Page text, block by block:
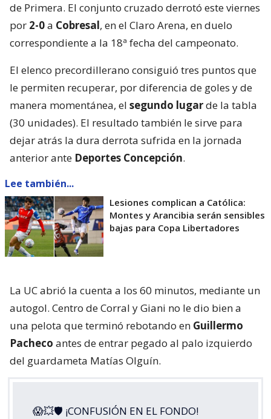
de Primera. El conjunto cruzado derrotó este viernes
por 2-0a Cobresal, en el Claro Arena, en duelo
correspondiente a la 18ª fecha del campeonato.
El elenco precordillerano consiguió tres puntos que
le permiten recuperar, por diferencia de goles y de
manera momentánea, el segundo lugarde la tabla
(30 unidades). El resultado también le sirve para
dejar atrás la dura derrota sufrida en la jornada
anterior ante Deportes Concepción.
Lee también...
Lesiones complican a Católica:
Montes y Arancibia serán sensibles
bajas para Copa Libertadores
La UC abrió la cuenta a los 60 minutos, mediante un
autogol. Centro de Corral y Giani no le dio bien a
una pelota que terminó rebotando en Guillermo
Pacheco antes de entrar pegado al palo izquierdo
del guardameta Matías Olguín.
😱💥🛡 ¡CONFUSIÓN EN EL FONDO!